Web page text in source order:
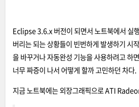
Eclipse 3.6.x 버전이 되면서 노트북에서 실
버리는 되는 상황들이 빈번하게 발생하기 시
을 바꾸거나 자동완성 기능을 사용하려고 하
너무 짜증이 나서 어떻게 할까 고민하던 차다.
지금 노트북에는 외장그래픽으로 ATI